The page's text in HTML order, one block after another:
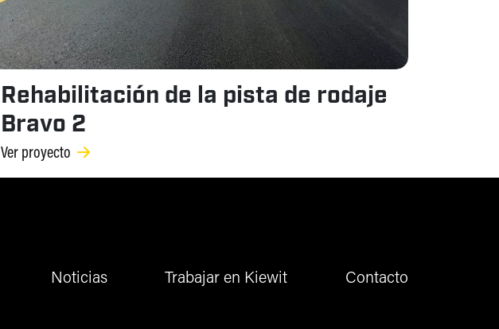
Rehabilitación de la pista de rodaje
Bravo 2
Ver proyecto
Noticias Trabajar en Kiewit Contacto